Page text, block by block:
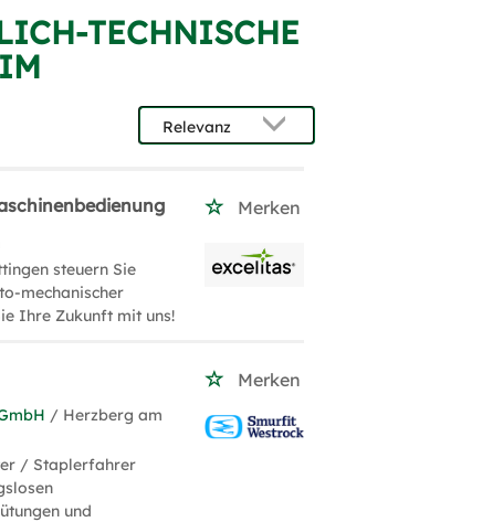
TECHNISCHE
Merken
steuern Sie
mechanischer
Ihre Zukunft mit uns!
Merken
/ Herzberg am
/ Staplerfahrer
und